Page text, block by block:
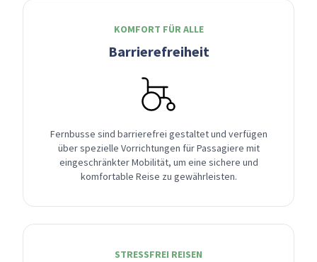
KOMFORT FÜR ALLE
Barrierefreiheit
Fernbusse sind barrierefrei gestaltet und verfügen
über spezielle Vorrichtungen für Passagiere mit
eingeschränkter Mobilität, um eine sichere und
komfortable Reise zu gewährleisten.
STRESSFREI REISEN